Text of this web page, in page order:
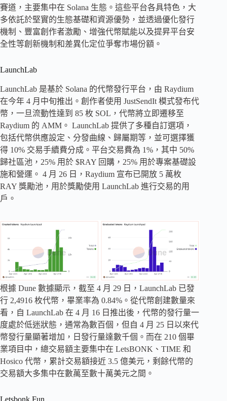
賽道，主要集中在 Solana 生態。這些平台各具特色，大
多依託於堅實的生態基礎和資源優勢，並透過優化發行
機制、豐富創作者激勵、增強代幣賦能以及提昇平台安
全性等創新機制和差異化定位爭奪市場份額。
LaunchLab
LaunchLab 是基於 Solana 的代幣發行平台，由 Raydium
在今年 4 月中旬推出。創作者使用 JustSendIt 模式發布代
幣，一旦流動性達到 85 枚 SOL，代幣將立即遷移至
Raydium 的 AMM。 LaunchLab 提供了多種自訂選項，
包括代幣供應設定、分發曲線、歸屬期等，並可選擇獲
得 10% 交易手續費分成。平台交易費為 1%，其中 50%
歸社區池，25% 用於 $RAY 回購，25% 用於專案基礎設
施和營運。 4 月 26 日，Raydium 宣布已開放 5 萬枚
RAY 獎勵池，用於獎勵使用 LaunchLab 進行交易的用
戶。
根據 Dune 數據顯示，截至 4 月 29 日，LaunchLab 已發
行 2,4916 枚代幣，畢業率為 0.84%。從代幣創建數量來
看，自 LaunchLab 在 4 月 16 日推出後，代幣的發行量一
度處於低迷狀態，通常為數百個，但自 4 月 25 日以來代
幣發行量顯著增加，日發行量達數千個。而在 210 個畢
業項目中，總交易額主要集中在 LetsBONK、TIME 和
Hosico 代幣，累計交易額接近 3.5 億美元，剩餘代幣的
交易額大多集中在數萬至數十萬美元之間。
Letsbonk.Fun